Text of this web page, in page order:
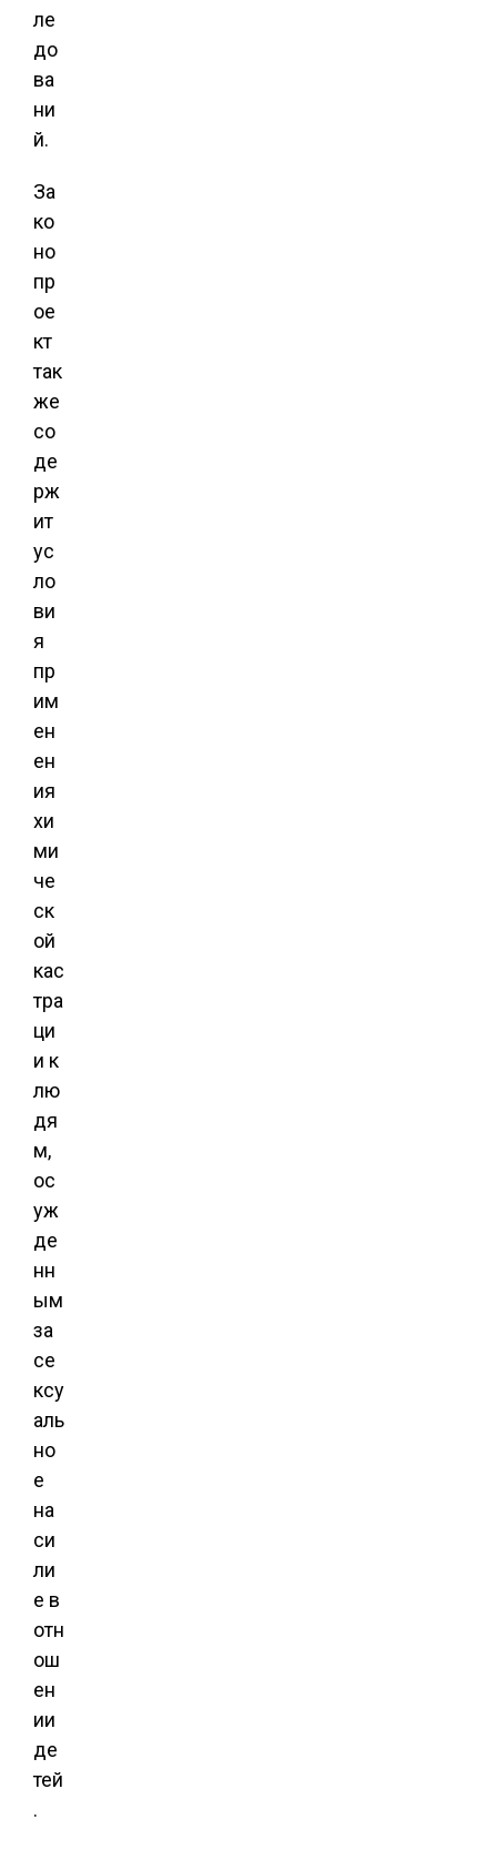
ле
до
ва
ни
й.
За
ко
но
пр
ое
кт
так
же
со
де
рж
ит
ус
ло
ви
я
пр
им
ен
ен
ия
хи
ми
че
ск
ой
кас
тра
ци
и к
лю
дя
м,
ос
уж
де
нн
ым
за
се
ксу
аль
но
е
на
си
ли
е в
отн
ош
ен
ии
де
тей
.